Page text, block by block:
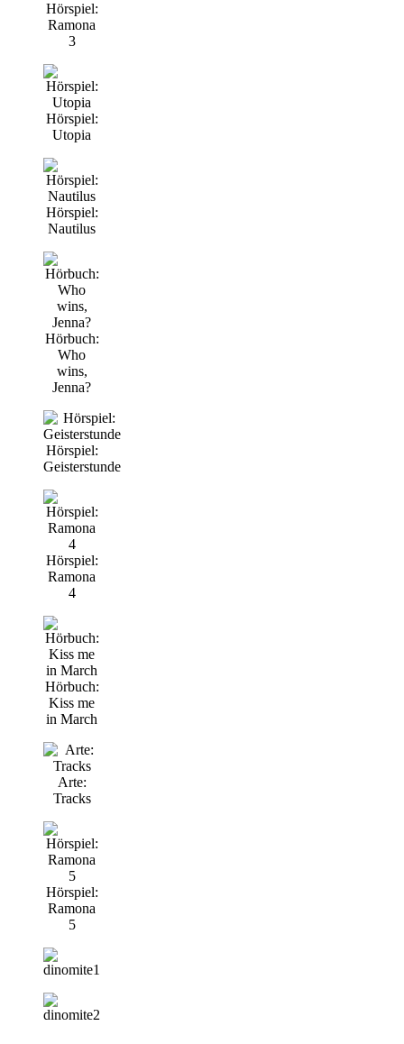
Hörspiel:
Ramona
3
Hörspiel:
Utopia
Hörspiel:
Nautilus
Hörbuch:
Who
wins,
Jenna?
Hörspiel:
Geisterstunde
Hörspiel:
Ramona
4
Hörbuch:
Kiss me
in March
Arte:
Tracks
Hörspiel:
Ramona
5